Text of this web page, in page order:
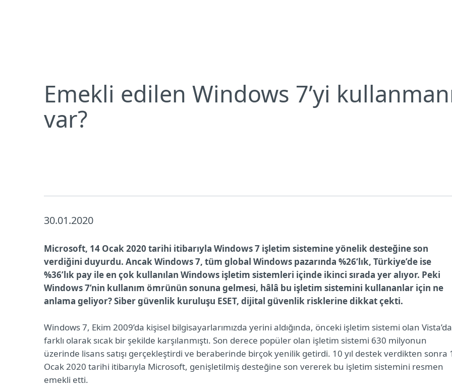
Emekli edilen Windows 7’yi
var?
30.01.2020
Microsoft, 14 Ocak 2020 tarihi itibarıyla Windows 7 işletim sistemine yönelik desteğine son
verdiğini duyurdu. Ancak Windows 7, tüm global Windows pazarında %26‘lık, Türkiye’de ise
%36’lık pay ile en çok kullanılan Windows işletim sistemleri içinde ikinci sırada yer alıyor. Peki
Windows 7’nin kullanım ömrünün sonuna gelmesi, hâlâ bu işletim sistemini kullananlar için ne
anlama geliyor? Siber güvenlik kuruluşu ESET, dijital güvenlik risklerine dikkat çekti.
Windows 7, Ekim 2009’da kişisel bilgisayarlarımızda yerini aldığında, önceki işletim sistemi olan
farklı olarak sıcak bir şekilde karşılanmıştı. Son derece popüler olan işletim sistemi 630 milyonun
üzerinde lisans satışı gerçekleştirdi ve beraberinde birçok yenilik getirdi. 10 yıl destek verdikten sonra
Ocak 2020 tarihi itibarıyla Microsoft, genişletilmiş desteğine son vererek bu işletim sistemini resmen
emekli etti.